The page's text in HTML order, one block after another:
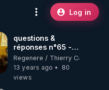
Log in
questions &
réponses n°65 -
www.regenere.org
Regenere / Thierry
13 years ago
80
views